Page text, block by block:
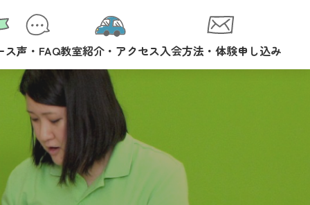
ス声・FAQ教室紹介・アクセス入会方法・体験申し込み